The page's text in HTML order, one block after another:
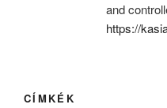
and
https://
CÍMKÉK